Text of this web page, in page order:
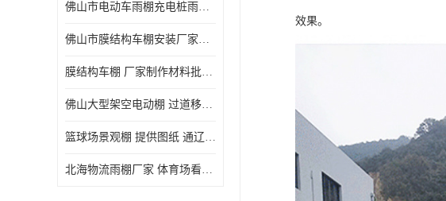
佛山市电动车雨棚充电桩雨棚小区电动车棚
佛山市膜结构车棚安装厂家发货安装
膜结构车棚 厂家制作材料批发安装一体式工厂
佛山大型架空电动棚 过道移动雨蓬 屋轨道悬空棚免费测量
篮球场景观棚 提供图纸 通辽膜结构厂家
北海物流雨棚厂家 体育场看台雨棚 价格优惠
效果。